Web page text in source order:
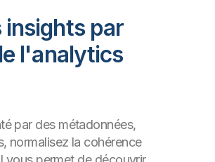
insights par
l'analytics
par des métadonnées,
normalisez la cohérence